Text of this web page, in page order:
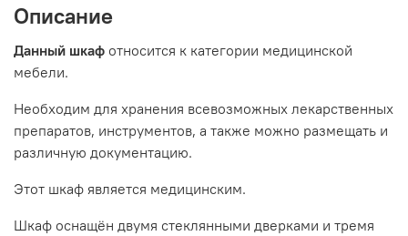
Описание
Данный шкаф относится к категории медицинской
мебели.
Необходим для хранения всевозможных лекарственных
препаратов, инструментов, а также можно размещать и
различную документацию.
Этот шкаф является медицинским.
Шкаф оснащён двумя стеклянными дверками и тремя